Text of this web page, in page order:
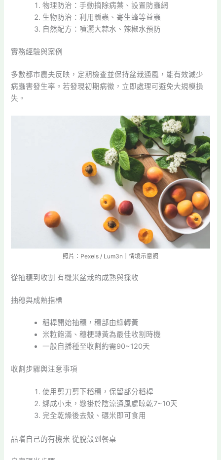
物理防治：手動摘除病葉、設置防蟲網
生物防治：利用瓢蟲、寄生蜂等益蟲
自然配方：噴灑大蒜水、辣椒水預防
實務經驗與案例
多數都市農夫反映，定期檢查並保持盆栽通風，能有效減少
病蟲害發生率。若發現初期病徵，立即處理可避免大規模損
失。
照片：Pexels / Lum3n｜情境示意照
從抽穗到收割 有機米盆栽的成熟與採收
抽穗與成熟指標
稻桿開始抽穗，穗部由綠轉黃
米粒飽滿、穗梗轉黃為最佳收割時機
一般自播種至收割約需90~120天
收割步驟與注意事項
使用剪刀剪下稻穗，保留部分稻桿
綁成小束，懸掛於陰涼通風處晾乾7~10天
完全乾燥後去殼、碾米即可食用
品嚐自己的有機米 從脫殼到餐桌